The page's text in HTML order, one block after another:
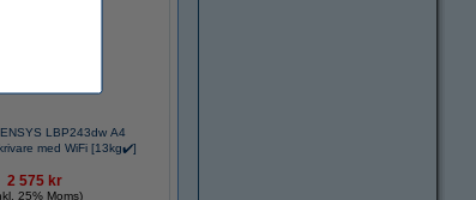
LBP243dw A4
med WiFi [13kg✔️]
2 575 kr
25% Moms)